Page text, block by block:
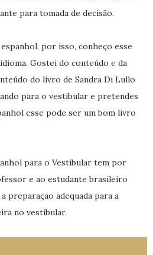
para tomada de decisão.
por isso, conheço esse
Gostei do conteúdo e da
do livro de Sandra Di Lullo
para o vestibular e pretendes
esse pode ser um bom livro
para o Vestibular tem por
e ao estudante brasileiro
preparação adequada para a
no vestibular.